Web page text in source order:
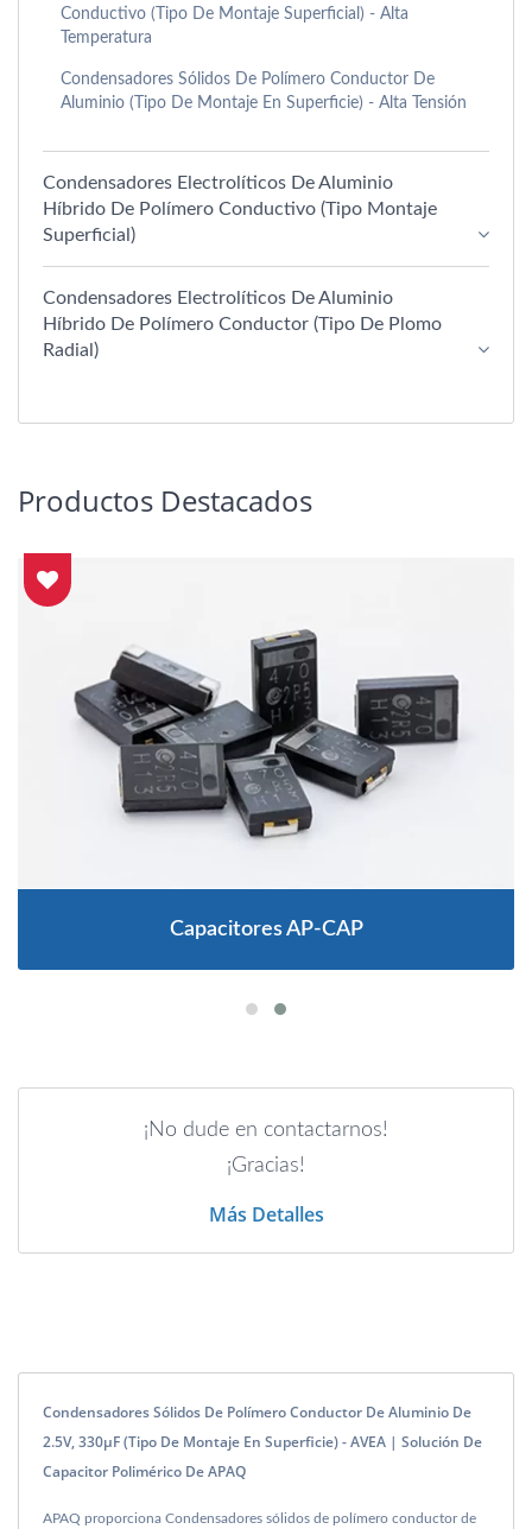
Conductivo (Tipo De Montaje Superficial) - Alta
Temperatura
Condensadores Sólidos De Polímero Conductor De
Aluminio (tipo De Montaje En Superficie) - Alta Tensión
Condensadores Electrolíticos De Aluminio
Híbrido De Polímero Conductivo (Tipo Montaje
Superficial)
Condensadores Electrolíticos De Aluminio
Híbrido De Polímero Conductor (tipo De Plomo
Radial)
Productos Destacados
Capacitores AP-CAP
¡No dude en contactarnos!
¡Gracias!
Más Detalles
Condensadores Sólidos De Polímero Conductor De Aluminio De
2.5V, 330μF (tipo De Montaje En Superficie) - AVEA | Solución De
Capacitor Polimérico De APAQ
APAQ proporciona Condensadores sólidos de polímero conductor de